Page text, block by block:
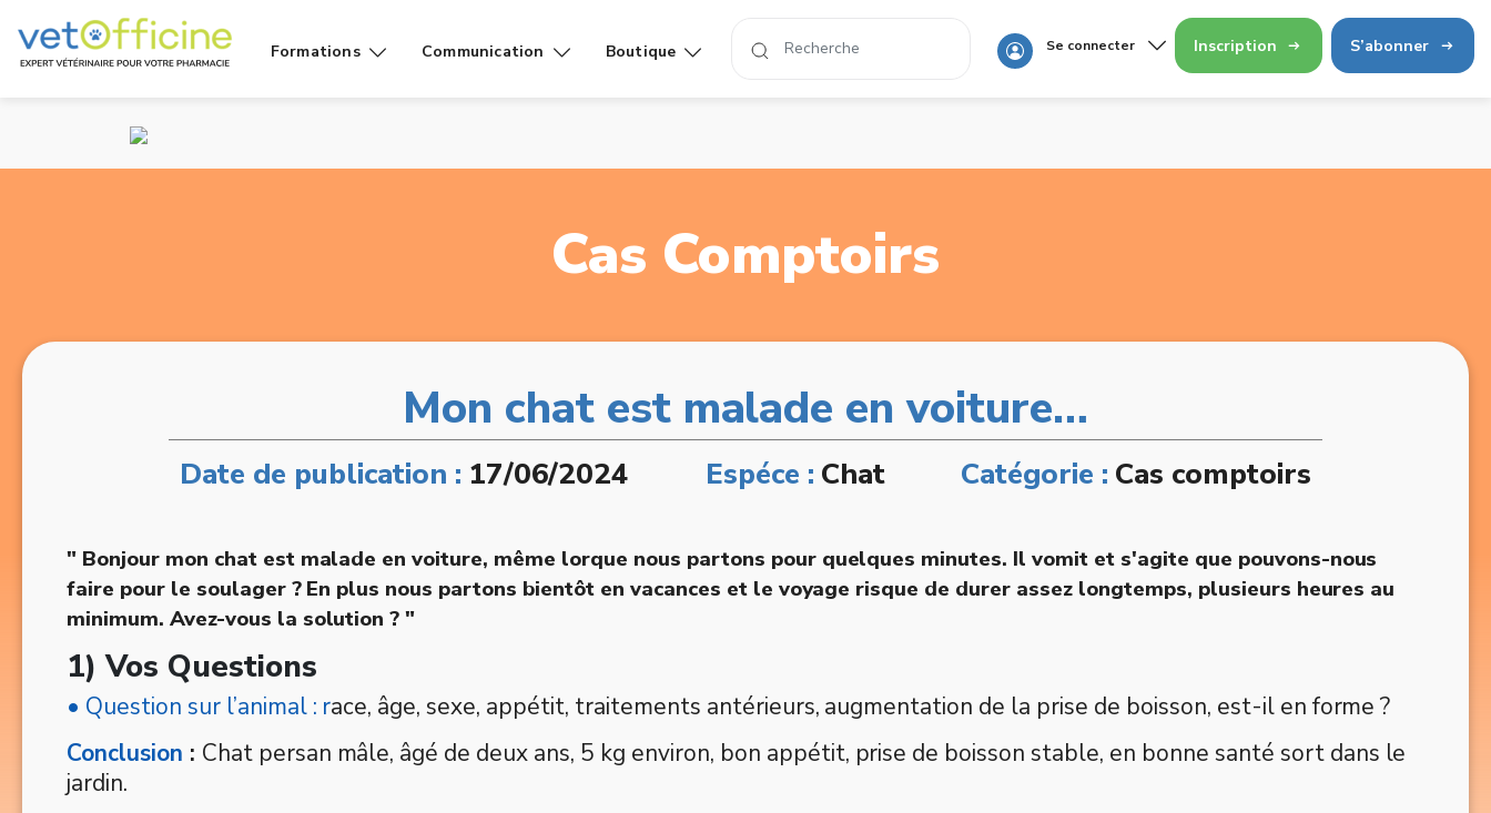
Formations
Cas de
Communication
Fiches
Boutique
Livres
Se connecter Inscription S’abonner
Cas Comptoirs
Mon chat est malade en voiture…
Date de publication : 17/06/2024 Espéce : Chat Catégorie : Cas comptoirs
" Bonjour mon chat est malade en voiture, même lorque nous partons pour quelques minutes. Il vomit et s'agite que pouvons-nous
faire pour le soulager ? En plus nous partons bientôt en vacances et le voyage risque de durer assez longtemps, plusieurs heures au
minimum. Avez-vous la solution ? "
1) Vos Questions
• Question sur l’animal : race, âge, sexe, appétit, traitements antérieurs, augmentation de la prise de boisson, est-il en forme ?
Conclusion : Chat persan mâle, âgé de deux ans, 5 kg environ, bon appétit, prise de boisson stable, en bonne santé sort dans le
jardin.